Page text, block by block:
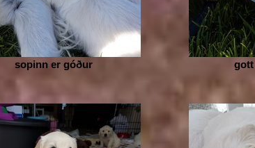
sopinn er góður gott